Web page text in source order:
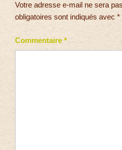
Votre adresse e-mail ne sera
obligatoires sont indiqués avec *
Commentaire *